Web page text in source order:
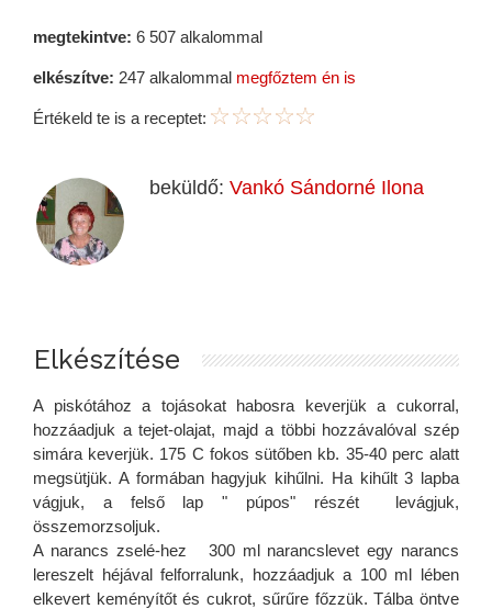
megtekintve: 6 507 alkalommal
elkészítve: 247 alkalommal megfőztem én is
Értékeld te is a receptet:
beküldő: Vankó Sándorné Ilona
Elkészítése
A piskótához a tojásokat habosra keverjük a cukorral,
hozzáadjuk a tejet-olajat, majd a többi hozzávalóval szép
simára keverjük. 175 C fokos sütőben kb. 35-40 perc alatt
megsütjük. A formában hagyjuk kihűlni. Ha kihűlt 3 lapba
vágjuk, a felső lap " púpos" részét levágjuk,
összemorzsoljuk.
A narancs zselé-hez 300 ml narancslevet egy narancs
lereszelt héjával felforralunk, hozzáadjuk a 100 ml lében
elkevert keményítőt és cukrot, sűrűre főzzük. Tálba öntve